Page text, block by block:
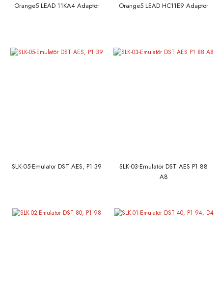
Orange5 LEAD 11KA4 Adaptör Orange5 LEAD HC11E9 Adaptör
SLK-05-Emulatör DST AES, P1 39
SLK-03-Emulatör DST AES P1 88
A8